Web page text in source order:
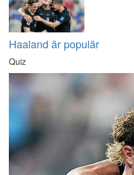
Haaland är populär
Quiz